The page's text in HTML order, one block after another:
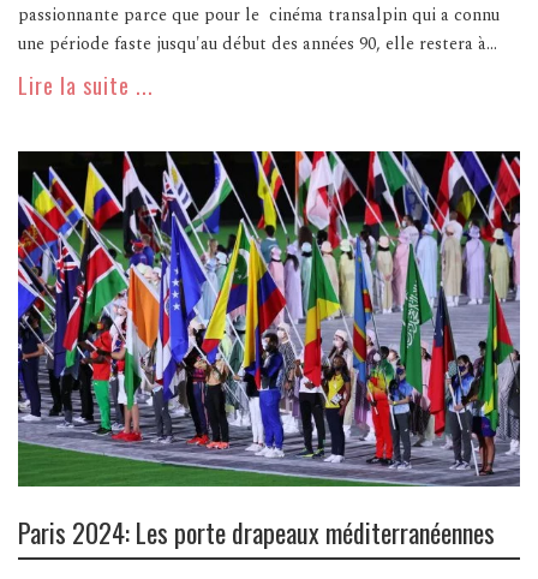
passionnante parce que pour le cinéma transalpin qui a connu
une période faste jusqu'au début des années 90, elle restera à...
Lire la suite ...
Paris 2024: Les porte drapeaux méditerranéennes